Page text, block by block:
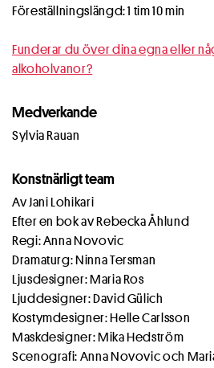
Föreställningslängd: 1 tim 10 min
Funderar du över dina egna eller
alkoholvanor?
Medverkande
Sylvia Rauan
Konstnärligt team
Av Jani Lohikari
Efter en bok av Rebecka Åhlund
Regi: Anna Novovic
Dramaturg: Ninna Tersman
Ljusdesigner: Maria Ros
Ljuddesigner: David Gülich
Kostymdesigner: Helle Carlsson
Maskdesigner: Mika Hedström
Scenografi: Anna Novovic och